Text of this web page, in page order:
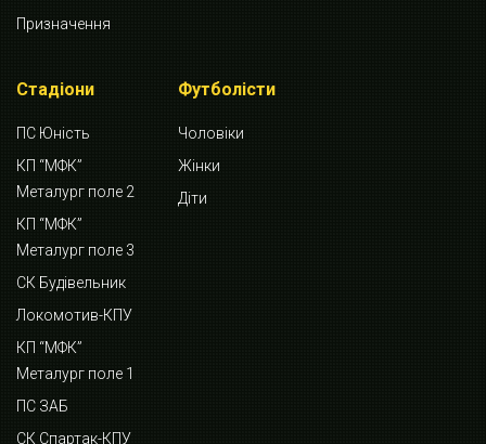
Призначення
Стадіони
ПС Юність
КП “МФК”
Металург поле 2
КП “МФК”
Металург поле 3
СК Будівельник
Локомотив-КПУ
КП “МФК”
Металург поле 1
ПС ЗАБ
СК Спартак-КПУ
Футболісти
Чоловіки
Жінки
Діти